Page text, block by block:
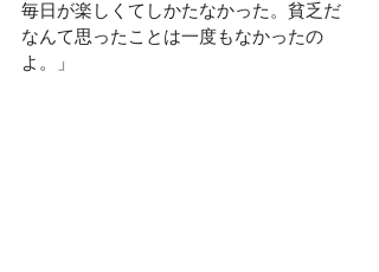
毎日が楽しくてしかたなかった。貧乏だ
なんて思ったことは一度もなかったの
よ。」